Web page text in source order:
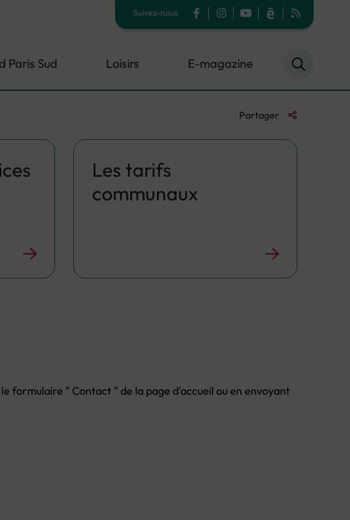
Suivez-nous FacebookInstagram
YouTubeCalaméoFlux RSS
Paris Sud Loisirs E-magazine
Partager Liste des liens
Les tarifs
communaux
formulaire " Contact " de la page d'accueil ou en envoyant